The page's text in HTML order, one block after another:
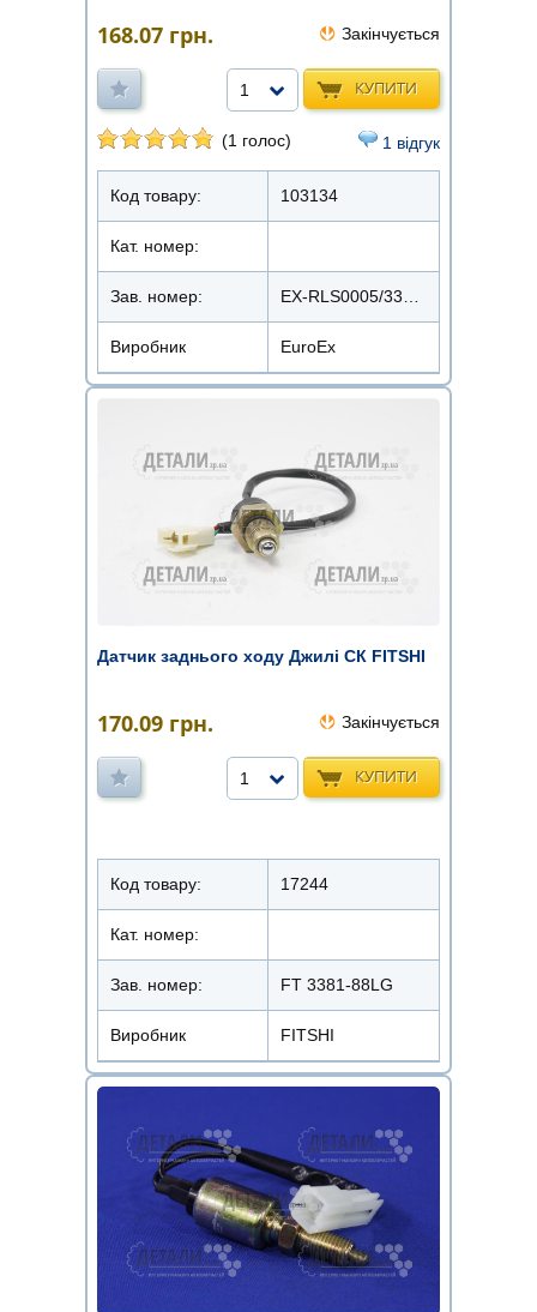
168.07 грн. Закінчується
КУПИТИ
1
(1 голос) 1 відгук
Код товару: 103134
Кат. номер:
Зав. номер:
Виробник EuroEx
Датчик заднього ходу Джилі СК FITSHI
170.09 грн. Закінчується
КУПИТИ
1
Код товару: 17244
Кат. номер:
Зав. номер: FT 3381-88LG
Виробник FITSHI